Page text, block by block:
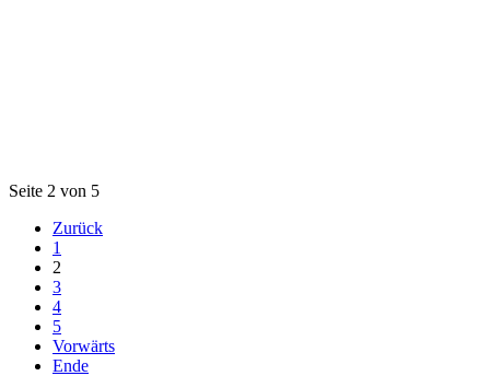
Seite 2 von 5
Zurück
1
2
3
4
5
Vorwärts
Ende